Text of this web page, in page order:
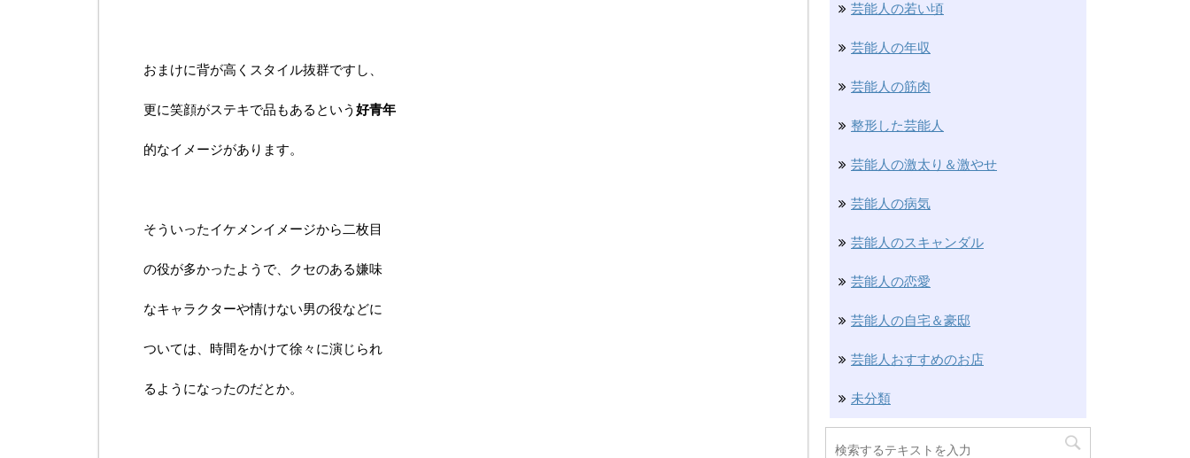
おまけに背が高くスタイル抜群ですし、
更に笑顔がステキで品もあるという 好青年
的なイメージがあります。
そういったイケメンイメージから二枚目
の役が多かったようで、クセのある嫌味
なキャラクターや情けない男の役などに
ついては、時間をかけて徐々に演じられ
るようになったのだとか。
芸能人の若い頃
芸能人の年収
芸能人の筋肉
整形した芸能人
芸能人の激太り＆激やせ
芸能人の病気
芸能人のスキャンダル
芸能人の恋愛
芸能人の自宅＆豪邸
芸能人おすすめのお店
未分類